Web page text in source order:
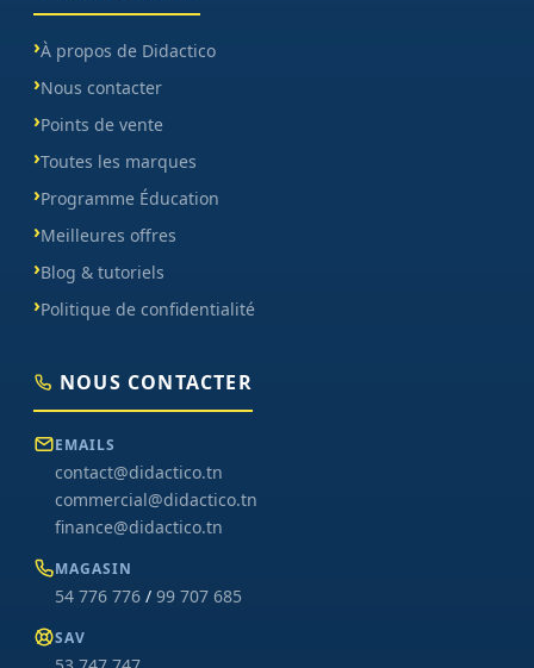
À propos de Didactico
Nous contacter
Points de vente
Toutes les marques
Programme Éducation
Meilleures offres
Blog & tutoriels
Politique de confidentialité
NOUS CONTACTER
EMAILS
contact@didactico.tn
commercial@didactico.tn
finance@didactico.tn
MAGASIN
54 776 776 / 99 707 685
SAV